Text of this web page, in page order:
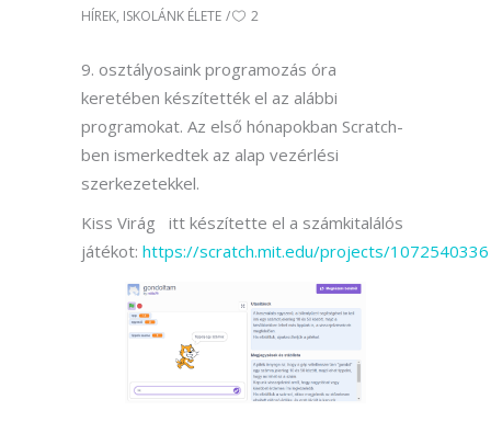
HÍREK, ISKOLÁNK ÉLETE 2
9. osztályosaink programozás óra
keretében készítették el az alábbi
programokat. Az első hónapokban Scratch-
ben ismerkedtek az alap vezérlési
szerkezetekkel.
Kiss Virág itt készítette el a számkitalálós
játékot: https://scratch.mit.edu/projects/1072540336